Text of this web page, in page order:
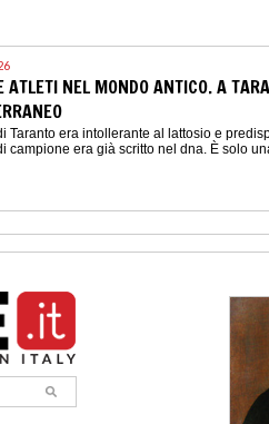
ATLETI NEL MONDO ANTICO. A
Taranto era intollerante al lattosio e
campione era già scritto nel dna. È solo